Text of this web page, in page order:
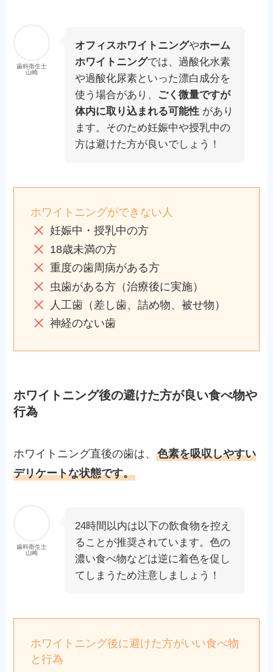
歯科衛生士
山崎
オフィスホワイトニングやホーム
ホワイトニングでは、過酸化水素
や過酸化尿素といった漂白成分を
使う場合があり、 ごく微量ですが
体内に取り込まれる可能性 があり
ます。そのため妊娠中や授乳中の
方は避けた方が良いでしょう！
ホワイトニングができない人
妊娠中・授乳中の方
18歳未満の方
重度の歯周病がある方
虫歯がある方（治療後に実施）
人工歯（差し歯、詰め物、被せ物）
神経のない歯
ホワイトニング後の避けた方が良い食べ物や
行為
ホワイトニング直後の歯は、色素を吸収しやすい
デリケートな状態です。
歯科衛生士
山崎
24時間以内は以下の飲食物を控え
ることが推奨されています。色の
濃い食べ物などは逆に着色を促し
てしまうため注意しましょう！
ホワイトニング後に避けた方がいい食べ物
と行為